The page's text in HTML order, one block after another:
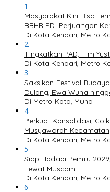
1
Masyarakat Kini Bisa
BBHR PDI Perjuangan
Di Kota Kendari, Metro
2
Tingkatkan PAD, Tim
Di Kota Kendari, Metro
3
Saksikan Festival
Dulang, Ewa Wuna
Di Metro Kota, Muna
4
Perkuat Konsolidasi,
Musyawarah Kecamatan
Di Kota Kendari, Metro
5
Siap Hadapi Pemilu
Lewat Muscam
Di Kota Kendari, Metro
6